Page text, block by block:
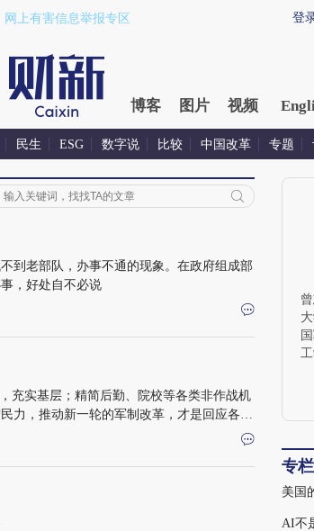
登
网上有害信息举报专区
博客 图片 视频
民生 ESG 数字说 比较 中国改革 专题
到老部队，办事不通的现象。在政府组成部
，好处自不必说
充实基层；精简后勤、院校等各类非作战机
力，推动新一轮的军制改革，才是回应各种
专
美国
AI不